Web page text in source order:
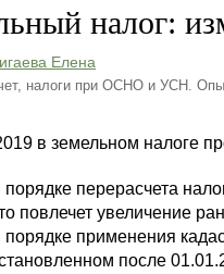
налог:
Елена
налоги при ОСНО и УСН.
в земельном налоге
порядке перерасчета
повлечет увеличение
порядке применения
после